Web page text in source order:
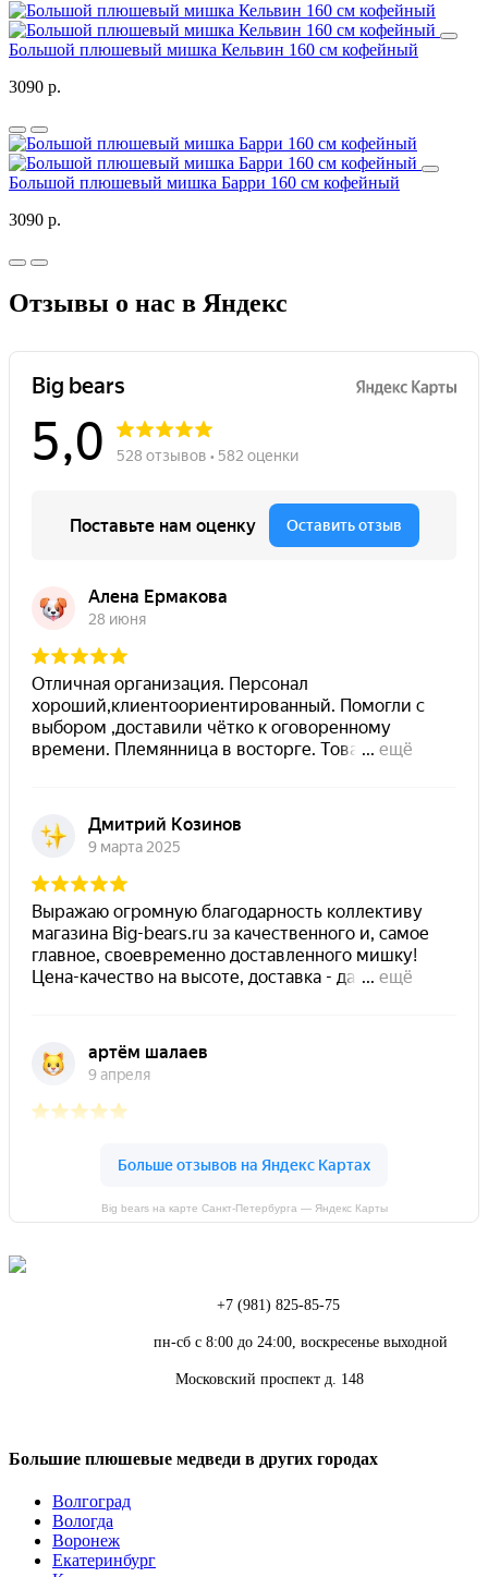
Большой плюшевый мишка Кельвин 160 см кофейный
3090 р.
Большой плюшевый мишка Барри 160 см кофейный
3090 р.
Отзывы о нас в Яндекс
Big bears на карте Санкт‑Петербурга — Яндекс Карты
+7 (981) 825-85-75
пн-сб с 8:00 до 24:00, воскресенье выходной
Московский проспект д. 148
Большие плюшевые медведи в других городах
Волгоград
Вологда
Воронеж
Екатеринбург